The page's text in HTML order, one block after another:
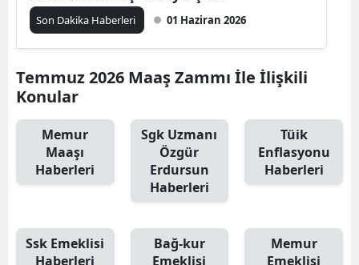
Son Dakika Haberleri 01 Haziran 2026
Temmuz 2026 Maaş Zammı İle İlişkili
Konular
Memur
Maaşı
Haberleri
Sgk Uzmanı
Özgür
Erdursun
Haberleri
Tüik
Enflasyonu
Haberleri
Ssk Emeklisi
Haberleri
Bağ-kur
Emeklisi
Memur
Emeklisi